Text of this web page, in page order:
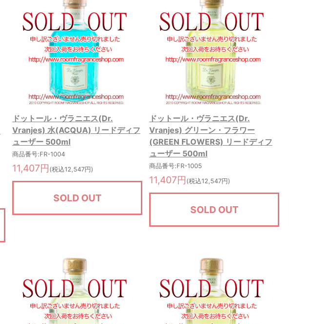
ドットール・ヴラニエス(Dr.
Vranjes) 水(ACQUA) リードディフ
ューザー 500ml
商品番号:FR-1004
11,407円 (税込12,547円)
SOLD OUT
ドットール・ヴラニエス(Dr.
Vranjes) グリーン・フラワー
(GREEN FLOWERS) リードディフ
ューザー 500ml
商品番号:FR-1005
11,407円 (税込12,547円)
SOLD OUT